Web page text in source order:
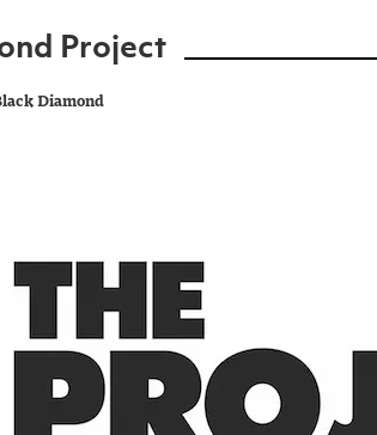
Project
Diamond